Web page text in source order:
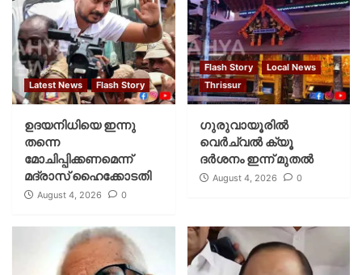
Latest News Flash Story
ഉദയനിധിയെ ഇന്നു
തന്നെ
മോചിപ്പിക്കണമെന്ന്
മദ്രാസ് ഹൈക്കോടതി
August 4, 2026 0
Flash Story
Local News
Thrissur
ഗുരുവായൂരില്‍
വെര്‍ച്വല്‍ ക്യൂ
ദര്‍ശനം ഇന്ന് മുതല്‍
August 4, 2026 0